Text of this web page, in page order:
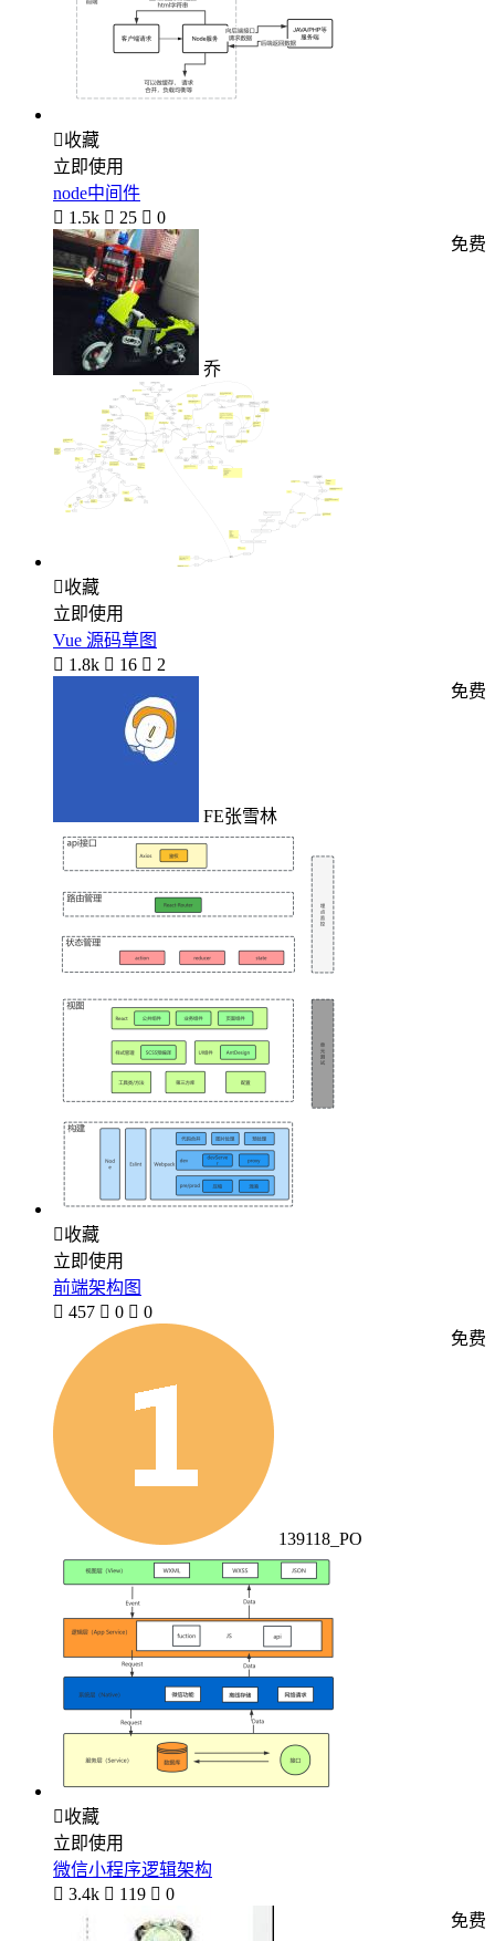
收藏
立即使用
node中间件
 1.5k  25  0
乔
免费
收藏
立即使用
Vue 源码草图
 1.8k  16  2
FE张雪林
免费
收藏
立即使用
前端架构图
 457  0  0
139118_PO
免费
收藏
立即使用
微信小程序逻辑架构
 3.4k  119  0
免费